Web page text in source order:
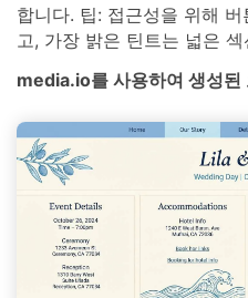
합니다. 팁: 접근성을 위해
고, 가장 밝은 틴트는 넓은
media.io를 사용하여 생성된